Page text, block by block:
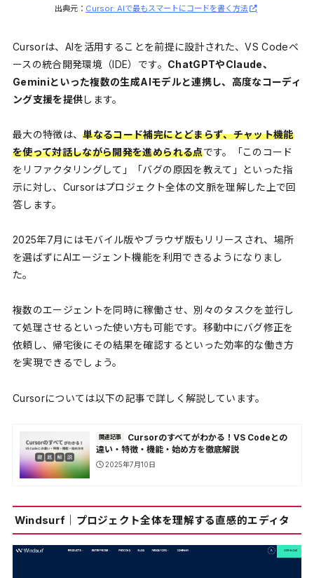
出典元： Cursor: AIで最もスマートにコードを書く方法
Cursorは、AIを活用することを前提に設計された、VS Codeベ
ースの統合開発環境（IDE）です。 ChatGPTやClaude、
Geminiといった複数の生成AIモデルと連携し、高度なコーディ
ング支援を提供します。
最大の特徴は、単なるコード補完にとどまらず、チャット機能
を使って対話しながら開発を進められる点です。「このコード
をリファクタリングして」「バグの原因を教えて」といった指
示に対し、Cursorはプロジェクト全体の文脈を理解した上で回
答します。
2025年7月にはモバイル版やブラウザ版もリリースされ、場所
を選ばずにAIエージェント機能を利用できるようになりまし
た。
複数のエージェントを同時に稼働させ、別々のタスクを並行し
て処理させるといった使い方も可能です。移動中にバグ修正を
依頼し、帰宅後にその結果を確認するといった効率的な働き方
を実現できるでしょう。
Cursorについては以下の記事で詳しく解説しています。
関連記事
Cursorのすべてがわかる！VS Codeとの
違い・特徴・機能・始め方を徹底解説
2025年7月10日
Windsurf｜プロジェクト全体を理解する直感的エディタ